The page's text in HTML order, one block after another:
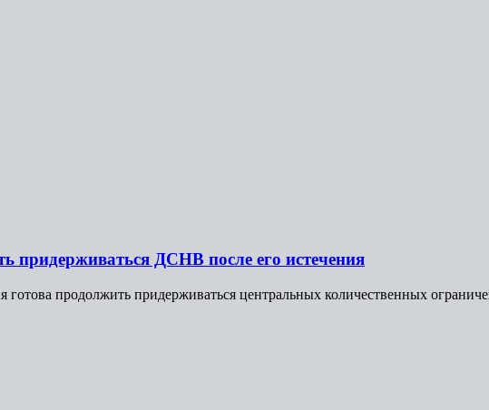
придерживаться ДСНВ после его истечения
продолжить придерживаться центральных количественных